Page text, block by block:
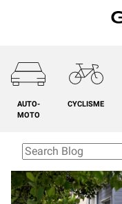
AUTO-
MOTO
CYCLISME